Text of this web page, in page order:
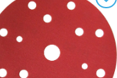
useampi
muunnelma.
tehdä
valinnat